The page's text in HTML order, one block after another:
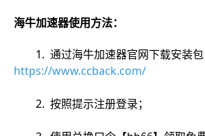
海牛加速器使用方法：
1. 通过海牛加速器官网下载安装包
https://www.ccback.com/
2. 按照提示注册登录；